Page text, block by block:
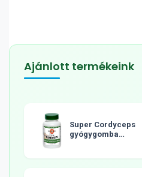
Ajánlott termékeink
Super Cordyceps
gyógygomba